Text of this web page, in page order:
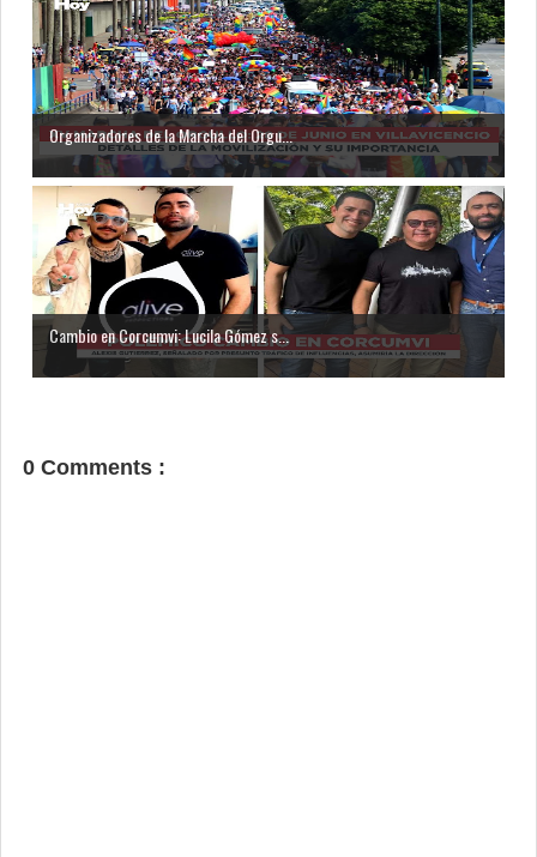
Organizadores de la Marcha del Orgu...
Cambio en Corcumvi: Lucila Gómez s...
0 Comments :